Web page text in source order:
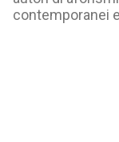
contemporanei